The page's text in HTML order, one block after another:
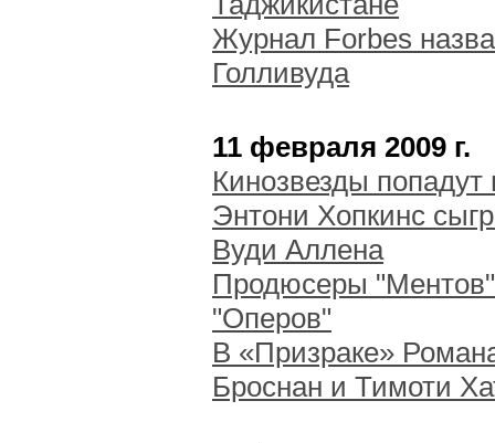
Журнал Forbes
Голливуда
11 февраля 2009 г.
Кинозвезды попадут
Энтони Хопкинс
Вуди Аллена
Продюсеры "Ментов"
"Оперов"
В «Призраке»
Броснан и Тимоти